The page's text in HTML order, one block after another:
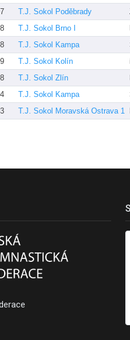
T.J. Sokol Poděbrady
T.J. Sokol Brno I
T.J. Sokol Kampa
T.J. Sokol Kolín
T.J. Sokol Zlín
T.J. Sokol Kampa
T.J. Sokol Moravská Ostrava 1